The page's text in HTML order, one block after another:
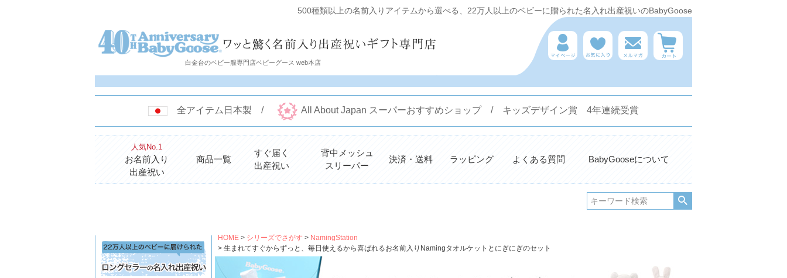
500種類以上の名前入りアイテムから選べる、22万人以上のベビーに贈られた名入れ出産祝いのBabyGoose
白金台のベビー服専門店ベビーグース web本店
全アイテム日本製 / All About Japan スーパーおすすめショップ / キッズデザイン賞 4年連続受賞
人気No.1
お名前入り
出産祝い
商品一覧
すぐ届く
出産祝い
背中メッシュ
スリーパー
決済・送料 ラッピング よくある質問 BabyGooseについて
HOME シリーズでさがす
NamingStation
生まれてすぐからずっと、毎日使えるから喜ばれるお名前入りNamingタオルケットとにぎにぎのセット